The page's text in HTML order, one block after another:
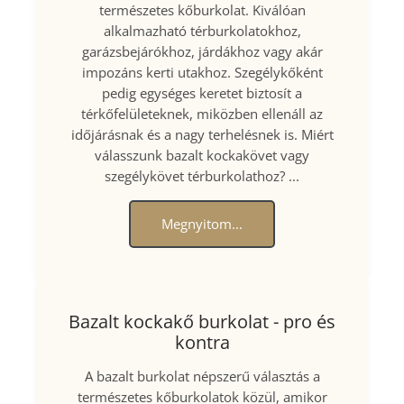
természetes kőburkolat. Kiválóan
alkalmazható térburkolatokhoz,
garázsbejárókhoz, járdákhoz vagy akár
impozáns kerti utakhoz. Szegélykőként
pedig egységes keretet biztosít a
térkőfelületeknek, miközben ellenáll az
időjárásnak és a nagy terhelésnek is. Miért
válasszunk bazalt kockakövet vagy
szegélykövet térburkolathoz? ...
Megnyitom...
Bazalt kockakő burkolat - pro és
kontra
A bazalt burkolat népszerű választás a
természetes kőburkolatok közül, amikor